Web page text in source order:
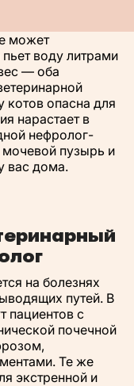
может
воду литрами
— оба
опасна для
нарастает в
нефролог-
мочевой пузырь и
вас дома.
на болезнях
путей. В
пациентов с
почечной
Те же
экстренной и